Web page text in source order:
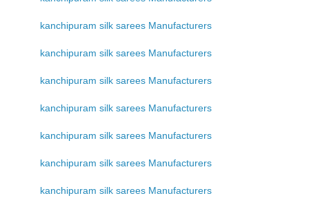
kanchipuram silk sarees Manufacturers
kanchipuram silk sarees Manufacturers
kanchipuram silk sarees Manufacturers
kanchipuram silk sarees Manufacturers
kanchipuram silk sarees Manufacturers
kanchipuram silk sarees Manufacturers
kanchipuram silk sarees Manufacturers